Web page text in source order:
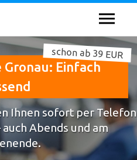
Einfach
schon ab 39 EUR
Ihnen sofort per Telefon
Abends und am